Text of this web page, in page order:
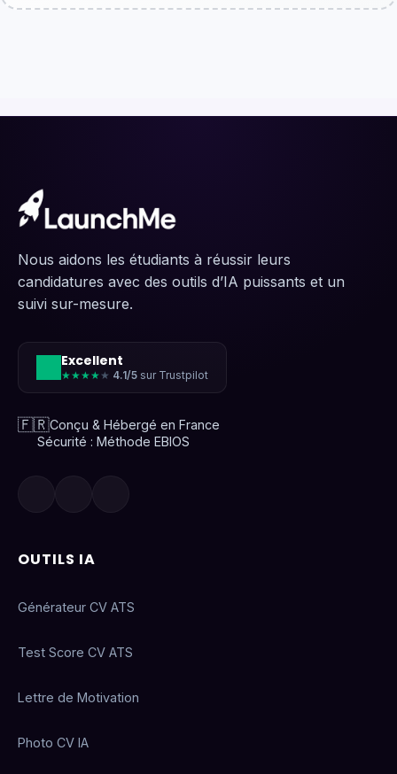
Nous aidons les étudiants à réussir leurs
candidatures avec des outils d’IA puissants et un
suivi sur-mesure.
Excellent
★★★★★ 4.1/5 sur Trustpilot
🇫🇷Conçu & Hébergé en France
Sécurité : Méthode EBIOS
OUTILS IA
Générateur CV ATS
Test Score CV ATS
Lettre de Motivation
Photo CV IA